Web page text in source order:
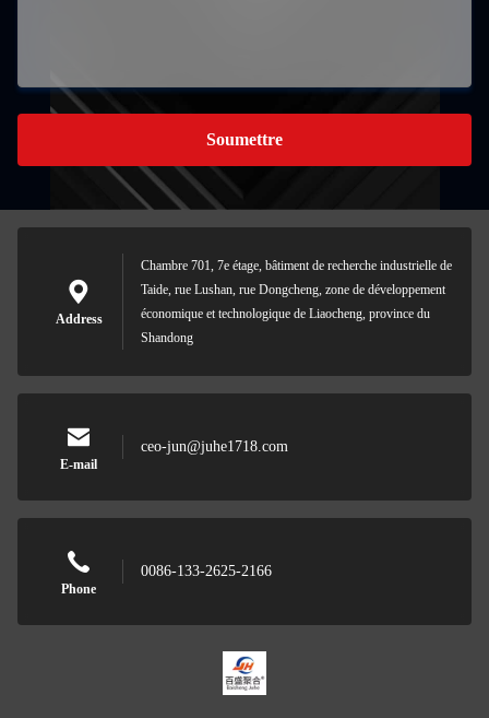
Soumettre
Address
Chambre 701, 7e étage, bâtiment de recherche industrielle de
Taide, rue Lushan, rue Dongcheng, zone de développement
économique et technologique de Liaocheng, province du
Shandong
E-mail
ceo-jun@juhe1718.com
Phone
0086-133-2625-2166